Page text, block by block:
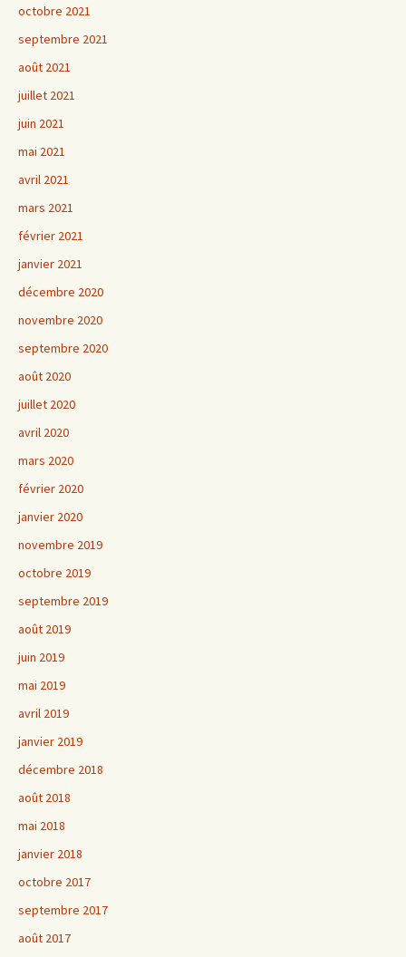
octobre 2021
septembre 2021
août 2021
juillet 2021
juin 2021
mai 2021
avril 2021
mars 2021
février 2021
janvier 2021
décembre 2020
novembre 2020
septembre 2020
août 2020
juillet 2020
avril 2020
mars 2020
février 2020
janvier 2020
novembre 2019
octobre 2019
septembre 2019
août 2019
juin 2019
mai 2019
avril 2019
janvier 2019
décembre 2018
août 2018
mai 2018
janvier 2018
octobre 2017
septembre 2017
août 2017